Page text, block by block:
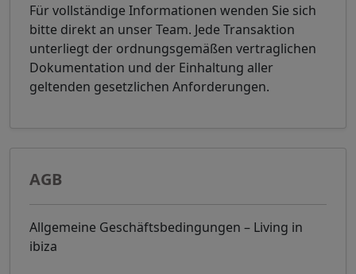
Für vollständige Informationen wenden Sie sich
bitte direkt an unser Team. Jede Transaktion
unterliegt der ordnungsgemäßen vertraglichen
Dokumentation und der Einhaltung aller
geltenden gesetzlichen Anforderungen.
AGB
Allgemeine Geschäftsbedingungen – Living in
ibiza